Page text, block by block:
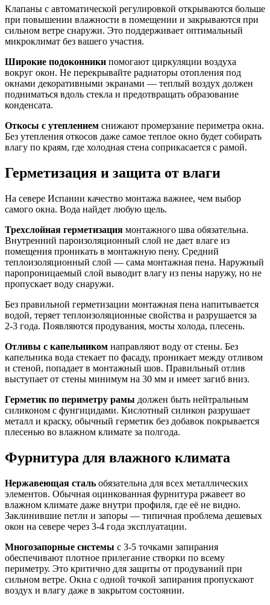
Клапаны с автоматической регулировкой открываются больше
при повышении влажности в помещении и закрываются при
сильном ветре снаружи. Это поддерживает оптимальный
микроклимат без вашего участия.
Широкие подоконники помогают циркуляции воздуха
вокруг окон. Не перекрывайте радиаторы отопления под
окнами декоративными экранами — теплый воздух должен
подниматься вдоль стекла и предотвращать образование
конденсата.
Откосы с утеплением снижают промерзание периметра окна.
Без утепления откосов даже самое теплое окно будет собирать
влагу по краям, где холодная стена соприкасается с рамой.
Герметизация и защита от влаги
На севере Испании качество монтажа важнее, чем выбор
самого окна. Вода найдет любую щель.
Трехслойная герметизация монтажного шва обязательна.
Внутренний пароизоляционный слой не дает влаге из
помещения проникать в монтажную пену. Средний
теплоизоляционный слой — сама монтажная пена. Наружный
паропроницаемый слой выводит влагу из пены наружу, но не
пропускает воду снаружи.
Без правильной герметизации монтажная пена напитывается
водой, теряет теплоизоляционные свойства и разрушается за
2-3 года. Появляются продувания, мосты холода, плесень.
Отливы с капельником направляют воду от стены. Без
капельника вода стекает по фасаду, проникает между отливом
и стеной, попадает в монтажный шов. Правильный отлив
выступает от стены минимум на 30 мм и имеет загиб вниз.
Герметик по периметру рамы должен быть нейтральным
силиконом с фунгицидами. Кислотный силикон разрушает
металл и краску, обычный герметик без добавок покрывается
плесенью во влажном климате за полгода.
Фурнитура для влажного климата
Нержавеющая сталь обязательна для всех металлических
элементов. Обычная оцинкованная фурнитура ржавеет во
влажном климате даже внутри профиля, где её не видно.
Заклинившие петли и запоры — типичная проблема дешевых
окон на севере через 3-4 года эксплуатации.
Многозапорные системы с 3-5 точками запирания
обеспечивают плотное прилегание створки по всему
периметру. Это критично для защиты от продуваний при
сильном ветре. Окна с одной точкой запирания пропускают
воздух и влагу даже в закрытом состоянии.